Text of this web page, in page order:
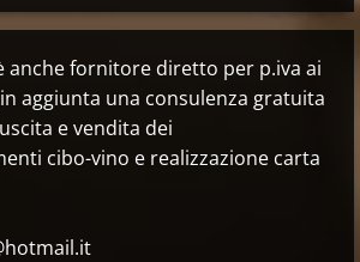
anche fornitore diretto per p.iva ai
aggiunta una consulenza gratuita
e vendita dei
cibo-vino e realizzazione carta